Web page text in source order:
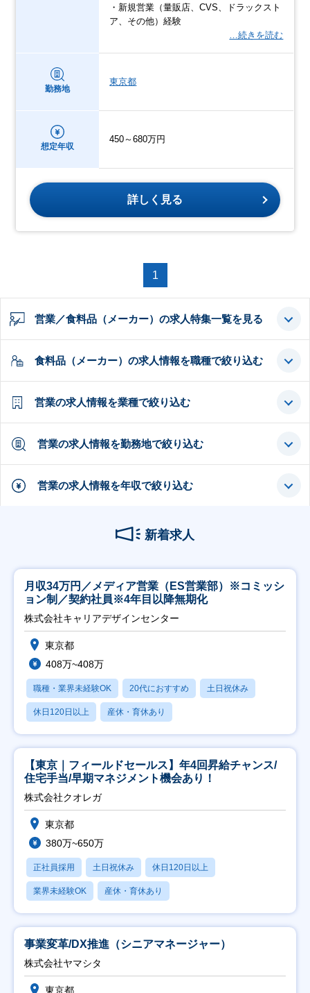
・新規営業（量販店、CVS、ドラックスト
ア、その他）経験
…続きを読む
勤務地
東京都
想定年収
450～680万円
詳しく見る
1
営業／食料品（メーカー）の求人特集一覧を見る
食料品（メーカー）の求人情報を職種で絞り込む
営業の求人情報を業種で絞り込む
営業の求人情報を勤務地で絞り込む
営業の求人情報を年収で絞り込む
新着求人
月収34万円／メディア営業（ES営業部）※コミッシ
ョン制／契約社員※4年目以降無期化
株式会社キャリアデザインセンター
東京都
408万~408万
職種・業界未経験OK 20代におすすめ 土日祝休み
休日120日以上 産休・育休あり
【東京｜フィールドセールス】年4回昇給チャンス/
住宅手当/早期マネジメント機会あり！
株式会社クオレガ
東京都
380万~650万
正社員採用 土日祝休み 休日120日以上
業界未経験OK 産休・育休あり
事業変革/DX推進（シニアマネージャー）
株式会社ヤマシタ
東京都